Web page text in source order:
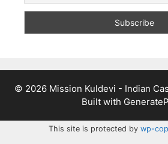
© 2026 Mission Kuldevi - Indian
Built with
This site is protected by wp-